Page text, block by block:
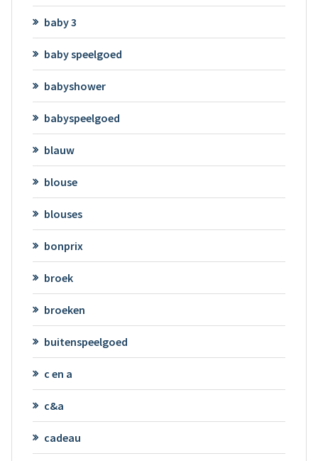
baby 3
baby speelgoed
babyshower
babyspeelgoed
blauw
blouse
blouses
bonprix
broek
broeken
buitenspeelgoed
c en a
c&a
cadeau